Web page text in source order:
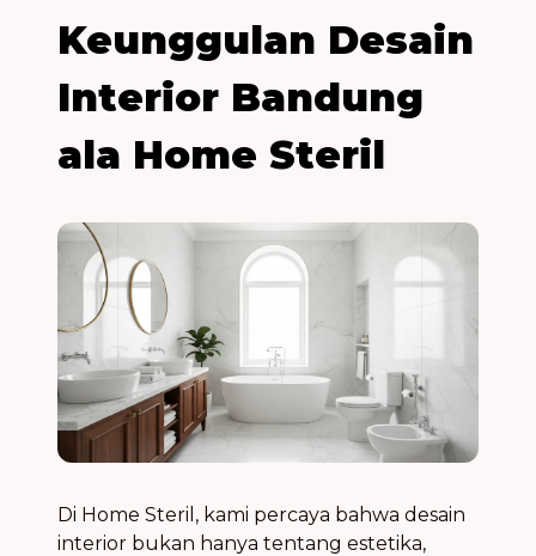
Keunggulan Desain
Interior Bandung
ala Home Steril
Di Home Steril, kami percaya bahwa desain
interior bukan hanya tentang estetika,